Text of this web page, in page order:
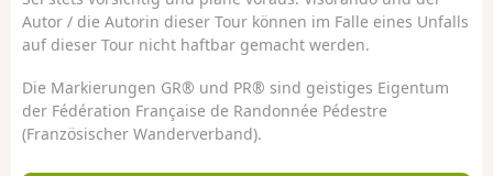
Autor / die Autorin dieser Tour können im Falle eines Unfalls
auf dieser Tour nicht haftbar gemacht werden.
Die Markierungen GR® und PR® sind geistiges Eigentum
der Fédération Française de Randonnée Pédestre
(Französischer Wanderverband).